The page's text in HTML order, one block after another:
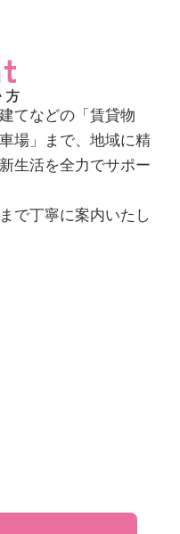
てなどの「賃貸物
場」まで、地域に精
生活を全力でサポー
で丁寧に案内いたし